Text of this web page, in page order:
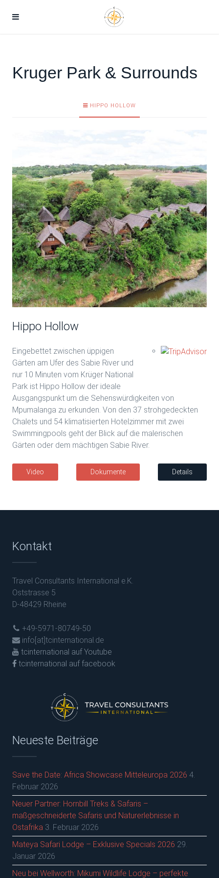
Kruger Park & Surrounds
HIPPO HOLLOW
Hippo Hollow
Eingebettet zwischen üppigen
Gärten am Ufer des Sabie River und
nur 10 Minuten vom Krüger National
Park ist Hippo Hollow der ideale
Ausgangspunkt um die Sehenswürdigkeiten von
Mpumalanga zu erkunden. Von den 37 strohgedeckten
Chalets und 54 klimatisierten Hotelzimmer mit zwei
Swimmingpools geht der Blick auf die malerischen
Gärten oder dem mächtigen Sabie River.
Video Dokumente Details
Kontakt
Travel Consultants International e.K.
Oststrasse 5
D-48429 Rheine
+49-5971-80749-50
info[at]tcinternational.de
tcinternational auf Youtube
tcinternational auf facebook
Neueste Beiträge
Save the Date: Africa Showcase Mitteleuropa 2026 4.
Februar 2026
Neuer Partner: Hornbill Treks & Safaris –
maßgeschneiderte Safaris und Naturerlebnisse in
Ostafrika 3. Februar 2026
Mateya Safari Lodge – Exklusive Specials 2026 29.
Januar 2026
Neu bei Wellworth: Mikumi Wildlife Lodge – perfekte